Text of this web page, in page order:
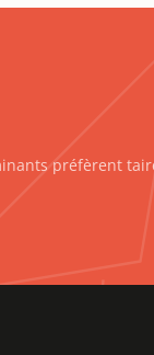
préfèrent